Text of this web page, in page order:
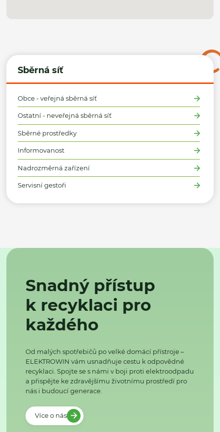
Sběrná síť
Obce - veřejná sběrná síť
Ostatní - neveřejná sběrná síť
Sběrné prostředky
Informovanost
Nadrozměrná zařízení
Servisní gestoři
Snadný přístup
k recyklaci pro
každého
Od malých spotřebičů po velké domácí přístroje –
ELEKTROWIN vám usnadňuje cestu k odpovědné
recyklaci. Spojte se s námi v boji proti elektroodpadu
a přispějte ke zdravějšímu životnímu prostředí pro
nás i budoucí generace.
Více o nás